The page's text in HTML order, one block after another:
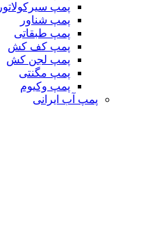
پمپ سیرکولاتور
پمپ شناور
پمپ طبقاتی
پمپ کف کش
پمپ لجن کش
پمپ مگنتی
پمپ وکیوم
پمپ آب ایرانی